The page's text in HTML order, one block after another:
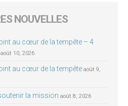
NOUVELLES
au cœur de la tempête – 4
août 10, 2026
au cœur de la tempête août 9,
la mission août 8, 2026